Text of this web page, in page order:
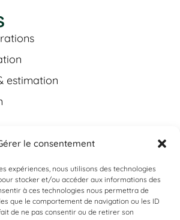
le consentement
expériences, nous utilisons des technologies
stocker et/ou accéder aux informations des
à ces technologies nous permettra de
que le comportement de navigation ou les ID
de ne pas consentir ou de retirer son
estimation